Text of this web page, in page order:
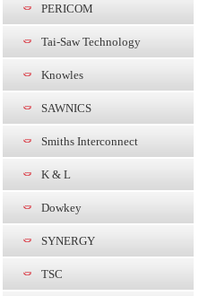
PERICOM
Tai-Saw Technology
Knowles
SAWNICS
Smiths Interconnect
K & L
Dowkey
SYNERGY
TSC